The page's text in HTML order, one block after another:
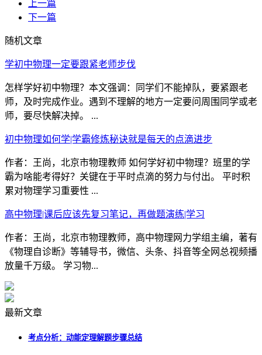
上一篇
下一篇
随机文章
学初中物理一定要跟紧老师步伐
怎样学好初中物理？本文强调：同学们不能掉队，要紧跟老
师，及时完成作业。遇到不理解的地方一定要问周围同学或老
师，要尽快解决掉。 ...
初中物理如何学|学霸修炼秘诀就是每天的点滴进步
作者：王尚，北京市物理教师 如何学好初中物理？班里的学
霸为啥能考得好？关键在于平时点滴的努力与付出。 平时积
累对物理学习重要性 ...
高中物理|课后应该先复习笔记，再做题演练|学习
作者：王尚，北京市物理教师，高中物理网力学组主编，著有
《物理自诊断》等辅导书，微信、头条、抖音等全网总视频播
放量千万级。 学习物...
最新文章
考点分析：动能定理解题步骤总结